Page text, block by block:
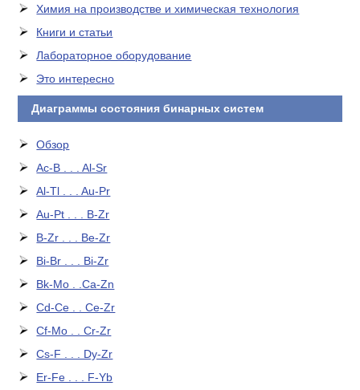
Химия на производстве и химическая технология
Книги и статьи
Лабораторное оборудование
Это интересно
Диаграммы состояния бинарных систем
Обзор
Ac-B . . . Al-Sr
Al-Tl . . . Au-Pr
Au-Pt . . . B-Zr
B-Zr . . . Be-Zr
Bi-Br . . . Bi-Zr
Bk-Mo . .Ca-Zn
Cd-Ce . . Ce-Zr
Cf-Mo . . Cr-Zr
Cs-F . . . Dy-Zr
Er-Fe . . . F-Yb